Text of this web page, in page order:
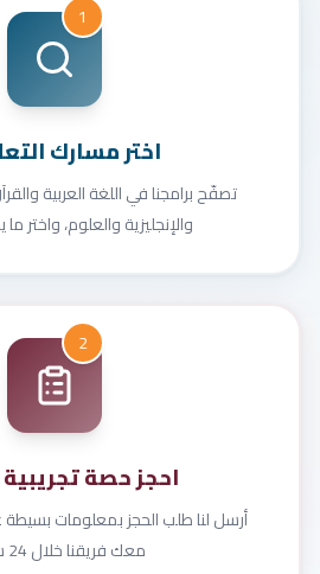
1
اختر مسارك
تصفّح برامجنا في اللغة العربية
والإنجليزية والعلوم، واختر
2
احجز حصة
أرسل لنا طلب الحجز بمعلومات
معك فريقنا خلال 24 ساعة.